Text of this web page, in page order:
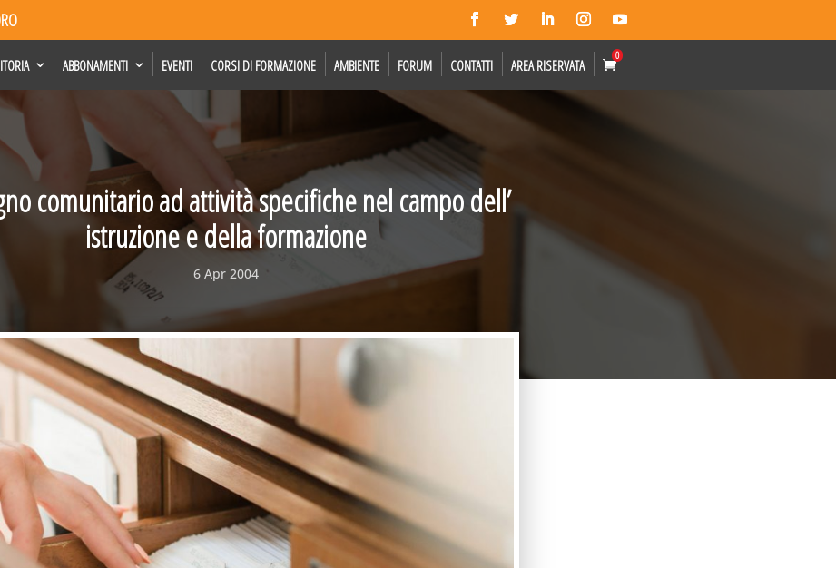
ABBONAMENTI EVENTI CORSI DI FORMAZIONE AMBIENTE FORUM CONTATTI AREA RISERVATA
0
comunitario ad attività specifiche nel campo dell’
istruzione e della formazione
6 Apr 2004